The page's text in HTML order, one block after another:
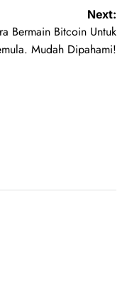
Next:
Bermain Bitcoin Untuk
Mudah Dipahami!